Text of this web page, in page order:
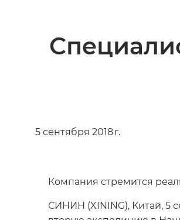
5 сентября 2018 г.
Компания стремится
СИНИН (XINING), Китай, 5